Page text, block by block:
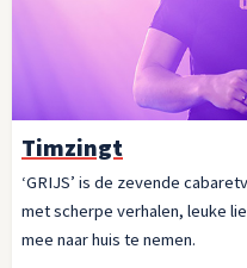
Timzingt
‘GRIJS’ is de zevende
met scherpe verhalen, leuke
mee naar huis te nemen.